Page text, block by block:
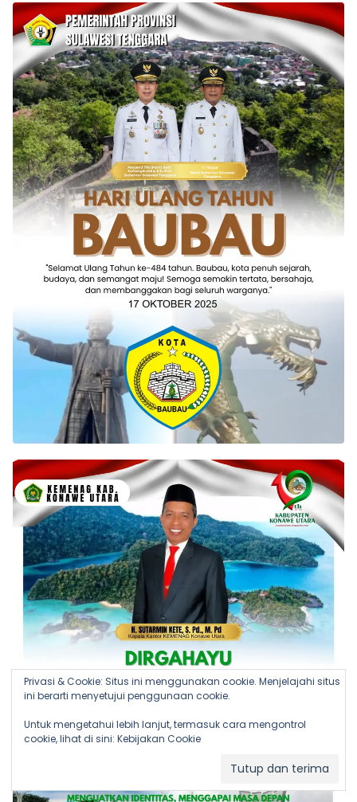
Privasi & Cookie: Situs ini menggunakan cookie. Menjelajahi situs
ini berarti menyetujui penggunaan cookie.
Untuk mengetahui lebih lanjut, termasuk cara mengontrol
cookie, lihat di sini: Kebijakan Cookie